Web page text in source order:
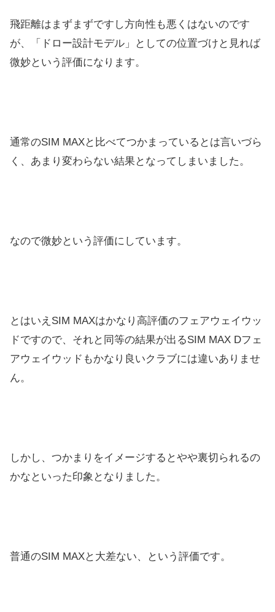
飛距離はまずまずですし方向性も悪くはないのです
が、「ドロー設計モデル」としての位置づけと見れば
微妙という評価になります。
通常のSIM MAXと比べてつかまっているとは言いづら
く、あまり変わらない結果となってしまいました。
なので微妙という評価にしています。
とはいえSIM MAXはかなり高評価のフェアウェイウッ
ドですので、それと同等の結果が出るSIM MAX Dフェ
アウェイウッドもかなり良いクラブには違いありませ
ん。
しかし、つかまりをイメージするとやや裏切られるの
かなといった印象となりました。
普通のSIM MAXと大差ない、という評価です。